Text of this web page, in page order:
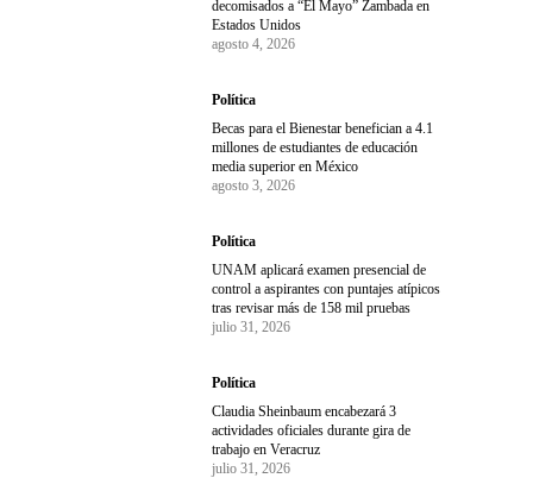
decomisados a “El Mayo” Zambada en
Estados Unidos
agosto 4, 2026
Política
Becas para el Bienestar benefician a 4.1
millones de estudiantes de educación
media superior en México
agosto 3, 2026
Política
UNAM aplicará examen presencial de
control a aspirantes con puntajes atípicos
tras revisar más de 158 mil pruebas
julio 31, 2026
Política
Claudia Sheinbaum encabezará 3
actividades oficiales durante gira de
trabajo en Veracruz
julio 31, 2026